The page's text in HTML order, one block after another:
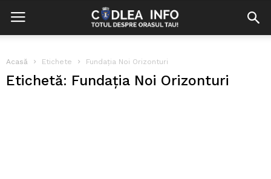
Acasă Etichete Fundaţia Noi Orizonturi
Etichetă: Fundaţia Noi Orizonturi